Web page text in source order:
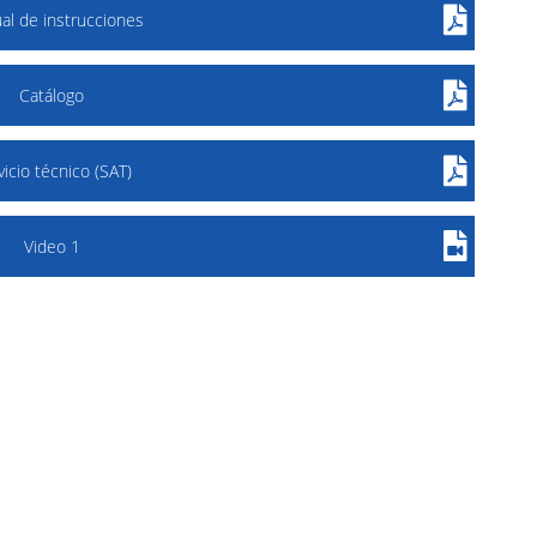
de instrucciones
Catálogo
técnico (SAT)
Video 1